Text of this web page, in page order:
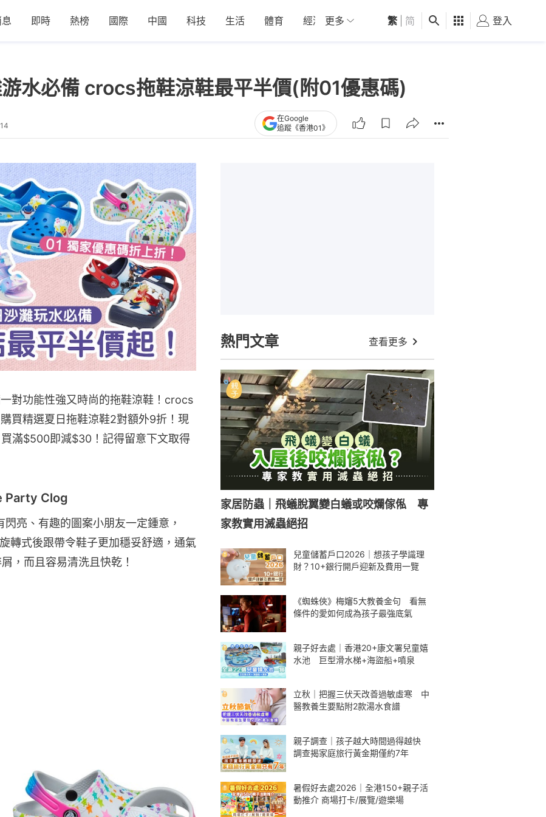
即時 熱榜 國際 中國 科技 生活 體育 經濟 01深圳 觀點 健康 好食玩飛
更多 繁 简 登入
水必備 crocs拖鞋涼鞋最平半價(附01優惠碼)
在Google
追蹤《香港01》
對功能性強又時尚的拖鞋涼鞋！crocs
買精選夏日拖鞋涼鞋2對額外9折！現
滿$500即減$30！記得留意下文取得
Party Clog
亮、有趣的圖案小朋友一定鍾意，
轉式後跟帶令鞋子更加穩妥舒適，通氣
，而且容易清洗且快乾！
熱門文章 查看更多
家居防蟲｜飛蟻脫翼變白蟻或咬爛傢俬 專
家教實用滅蟲絕招
兒童儲蓄戶口2026｜想孩子學識理
財？10+銀行開戶迎新及費用一覽
《蜘蛛俠》梅嬸5大教養金句 看無
條件的愛如何成為孩子最強底氣
親子好去處｜香港20+康文署兒童嬉
水池 巨型滑水梯+海盜船+噴泉
立秋｜把握三伏天改善過敏虛寒 中
醫教養生要點附2款湯水食譜
親子調查｜孩子越大時間過得越快
調查揭家庭旅行黃金期僅約7年
暑假好去處2026｜全港150+親子活
動推介 商場打卡/展覽/遊樂場